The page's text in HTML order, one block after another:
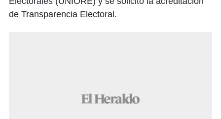
de Transparencia Electoral.